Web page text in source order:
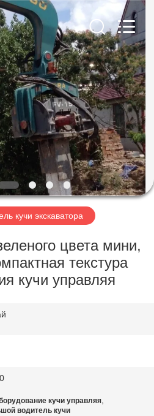
кучи экскаватора
цвета мини,
текстура
кучи управляя
кучи управляя,
водитель кучи